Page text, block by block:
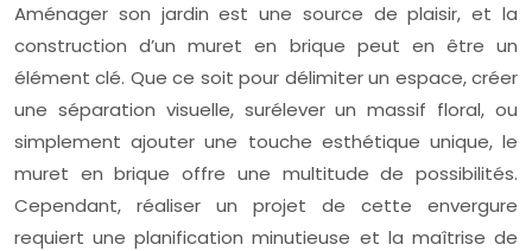
Aménager son jardin est une source de plaisir, et la
construction d’un muret en brique peut en être un
élément clé. Que ce soit pour délimiter un espace, créer
une séparation visuelle, surélever un massif floral, ou
simplement ajouter une touche esthétique unique, le
muret en brique offre une multitude de possibilités.
Cependant, réaliser un projet de cette envergure
requiert une planification minutieuse et la maîtrise de